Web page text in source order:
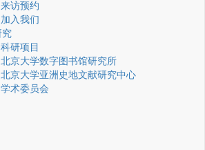
来访预约
加入我们
科研项目
北京大学数字图书馆研究所
北京大学亚洲史地文献研究中心
学术委员会